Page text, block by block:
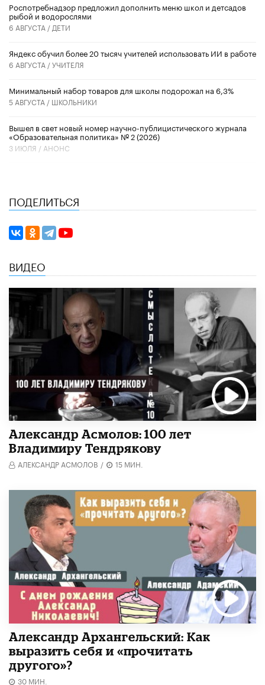
Роспотребнадзор предложил дополнить меню школ и детсадов
рыбой и водорослями
6 АВГУСТА / ДЕТИ
​Яндекс обучил более 20 тысяч учителей использовать ИИ в работе
6 АВГУСТА /УЧИТЕЛЯ
Минимальный набор товаров для школы подорожал на 6,3%
5 АВГУСТА / ШКОЛЬНИКИ
Вышел в свет новый номер научно-публицистического журнала
«Образовательная политика» № 2 (2026)
3 ИЮЛЯ / АНОНС
ПОДЕЛИТЬСЯ
ВИДЕО
Александр Асмолов: 100 лет
Владимиру Тендрякову
АЛЕКСАНДР АСМОЛОВ / 15 МИН.
Александр Архангельский: Как
выразить себя и «прочитать
другого»?
30 МИН.